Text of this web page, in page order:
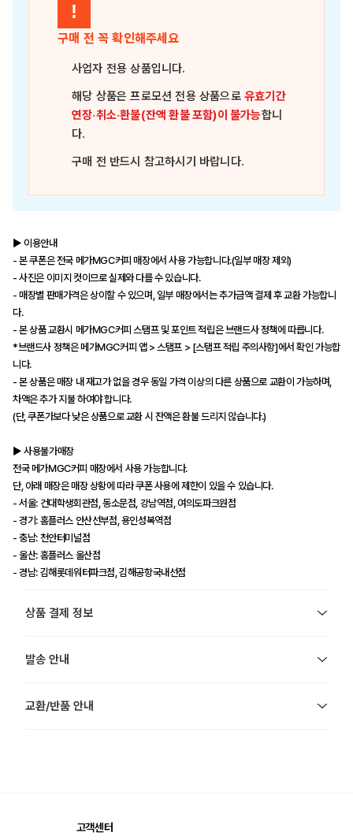
!
구매 전 꼭 확인해주세요
사업자 전용 상품입니다.
해당 상품은프로모션 전용 상품으로유효기간
연장·취소·환불(잔액 환불 포함)이 불가능합니
다.
구매 전 반드시 참고하시기 바랍니다.
▶ 이용안내
- 본 쿠폰은 전국 메가MGC커피 매장에서 사용 가능합니다.(일부 매장 제외)
- 사진은 이미지 컷이므로 실제와 다를 수 있습니다.
- 매장별 판매가격은 상이할 수 있으며, 일부 매장에서는 추가금액 결제 후 교환 가능합니
다.
- 본 상품 교환시 메가MGC커피 스탬프 및 포인트 적립은 브랜드사 정책에 따릅니다.
*브랜드사 정책은 메가MGC커피 앱 > 스탬프 > [스탬프 적립 주의사항]에서 확인 가능합
니다.
- 본 상품은 매장 내 재고가 없을 경우 동일 가격 이상의 다른 상품으로 교환이 가능하며,
차액은 추가 지불 하여야 합니다.
(단, 쿠폰가보다 낮은 상품으로 교환 시 잔액은 환불 드리지 않습니다.)
▶ 사용불가매장
전국 메가MGC커피 매장에서 사용 가능합니다.
단, 아래 매장은 매장 상황에 따라 쿠폰 사용에 제한이 있을 수 있습니다.
- 서울: 건대학생회관점, 동소문점, 강남역점, 여의도파크원점
- 경기: 홈플러스 안산선부점, 용인성복역점
- 충남: 천안터미널점
- 울산: 홈플러스 울산점
- 경남: 김해롯데워터파크점, 김해공항국내선점
상품 결제 정보
발송 안내
교환/반품 안내
고객센터